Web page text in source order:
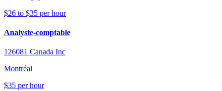
$26 to $35 per hour
Analyste-comptable
126081 Canada Inc
Montréal
$35 per hour